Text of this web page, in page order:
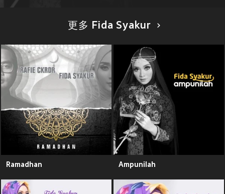
更多 Fida Syakur
Ramadhan Ampunilah